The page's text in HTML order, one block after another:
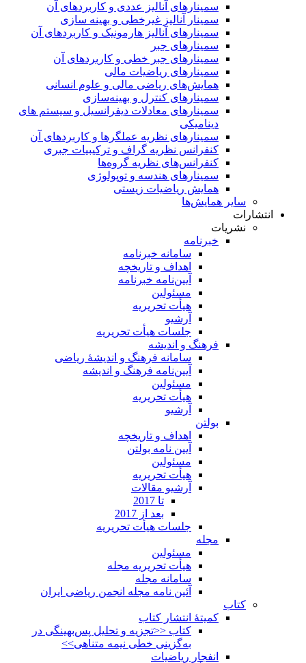
سمینارهای آنالیز عددی و کاربردهای آن
سمینار آنالیز غیرخطی و بهینه سازی
سمینارهای آنالیز هارمونیک و کاربردهای آن
سمینار‌های جبر
سمینارهای جبر خطی و کاربردهای آن
سمینار‌های ریاضیات مالی
همایش‌های ریاضی مالی و علوم انسانی
سمینارهای کنترل و بهینه‌سازی
سمینارهای معادلات دیفرانسیل و سیستم های
دینامیکی
سمینار‌های نظریه عملگرها و کاربردهای آن
کنفرانس نظریه گراف و ترکیبیات جبری
کنفرانس‌های نظریه گروه‌ها
سمینار‌های هندسه و توپولوژی
همایش ریاضیات زیستی
سایر همایش‌ها
انتشارات
نشریات
خبرنامه
سامانه خبرنامه
اهداف و تاریخچه
آیین‌نامه خبرنامه
مسئولین
هیأت تحریریه
آرشیو
جلسات هیأت تحریریه
فرهنگ و اندیشه
سامانه فرهنگ و اندیشۀ ریاضی
آیین‌نامه فرهنگ و اندیشه
مسئولین
هیأت تحریریه
آرشیو
بولتن
اهداف و تاریخچه
آیین نامه بولتن
مسئولین
هیأت تحریریه
آرشیو مقالات
تا 2017
بعد از 2017
جلسات هیأت تحریریه
مجله
مسئولین
هیأت تحریریه مجله
سامانه مجله
آئین نامه مجله انجمن ریاضی ایران
کتاب
کمیتۀ انتشار کتاب
کتاب <<تجزیه و تحلیل پس‌بهینگی در
به‌گزینی خطی نیمه متناهی>>
انفجار ریاضیات